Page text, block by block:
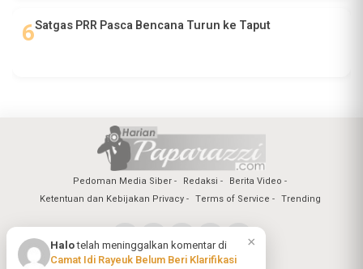
Satgas PRR Pasca Bencana Turun ke Taput
Pedoman Media Siber Redaksi
Berita Video
Ketentuan dan Kebijakan Privacy
Terms of Service Trending
×
Halotelah meninggalkan komentar di
Camat Idi Rayeuk Belum Beri Klarifikasi